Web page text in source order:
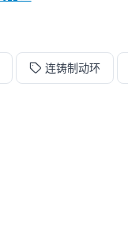
连铸制动环